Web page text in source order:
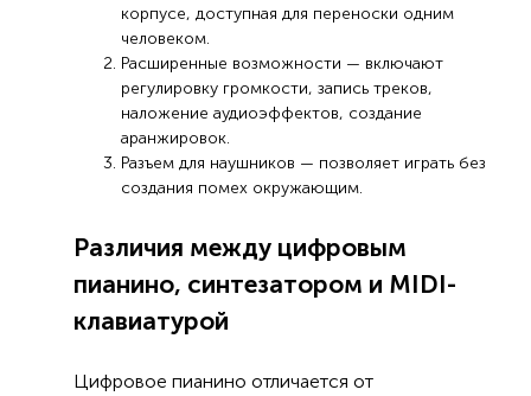
корпусе, доступная для переноски одним
человеком.
Расширенные возможности — включают
регулировку громкости, запись треков,
наложение аудиоэффектов, создание
аранжировок.
Разъем для наушников — позволяет играть без
создания помех окружающим.
Различия между цифровым
пианино, синтезатором и MIDI-
клавиатурой
Цифровое пианино отличается от